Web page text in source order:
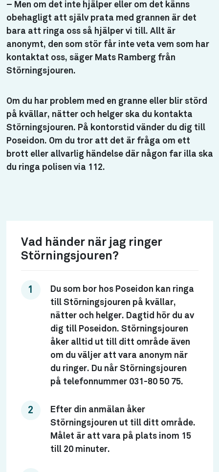
– Men om det inte hjälper eller om det känns
obehagligt att själv prata med grannen är det
bara att ringa oss så hjälper vi till. Allt är
anonymt, den som stör får inte veta vem som har
kontaktat oss, säger Mats Ramberg från
Störningsjouren.
Om du har problem med en granne eller blir störd
på kvällar, nätter och helger ska du kontakta
Störningsjouren. På kontorstid vänder du dig till
Poseidon. Om du tror att det är fråga om ett
brott eller allvarlig händelse där någon far illa ska
du ringa polisen via 112.
Vad händer när jag ringer
Störningsjouren?
Du som bor hos Poseidon kan ringa
till Störningsjouren på kvällar,
nätter och helger. Dagtid hör du av
dig till Poseidon. Störningsjouren
åker alltid ut till ditt område även
om du väljer att vara anonym när
du ringer. Du når Störningsjouren
på telefonnummer 031-80 50 75.
Efter din anmälan åker
Störningsjouren ut till ditt område.
Målet är att vara på plats inom 15
till 20 minuter.